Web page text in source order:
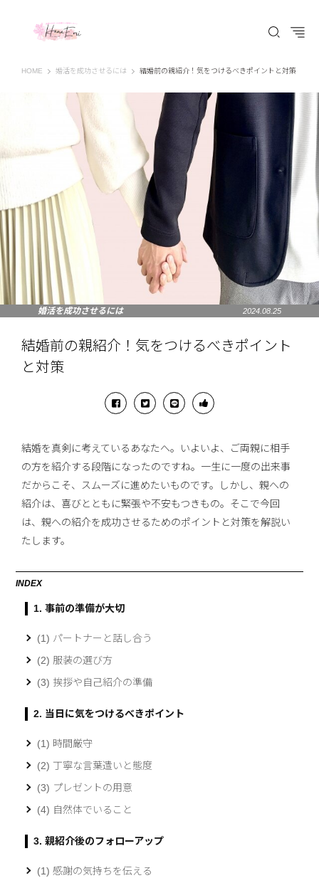
HOME はなえみ│HANAEMI│素敵な出会いを応援するWEBマガジン 広島、福山での婚活恋
婚活を成功させるには 結婚前の親紹介！気をつけるべきポイントと対策
婚活を成功させるには 2024.08.25
結婚前の親紹介！気をつけるべきポイント
と対策
結婚を真剣に考えているあなたへ。いよいよ、ご両親に相手
の方を紹介する段階になったのですね。一生に一度の出来事
だからこそ、スムーズに進めたいものです。しかし、親への
紹介は、喜びとともに緊張や不安もつきもの。そこで今回
は、親への紹介を成功させるためのポイントと対策を解説い
たします。
INDEX
1. 事前の準備が大切
(1) パートナーと話し合う
(2) 服装の選び方
(3) 挨拶や自己紹介の準備
2. 当日に気をつけるべきポイント
(1) 時間厳守
(2) 丁寧な言葉遣いと態度
(3) プレゼントの用意
(4) 自然体でいること
3. 親紹介後のフォローアップ
(1) 感謝の気持ちを伝える